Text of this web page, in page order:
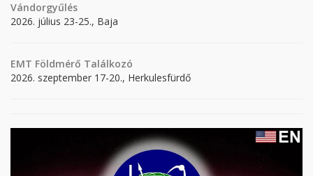
Vándorgyűlés
2026. július 23-25., Baja
EMT Földmérő Találkozó
2026. szeptember 17-20., Herkulesfürdő